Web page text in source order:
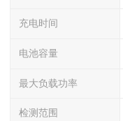
充电时间
电池容量
最大负载功率
检测范围